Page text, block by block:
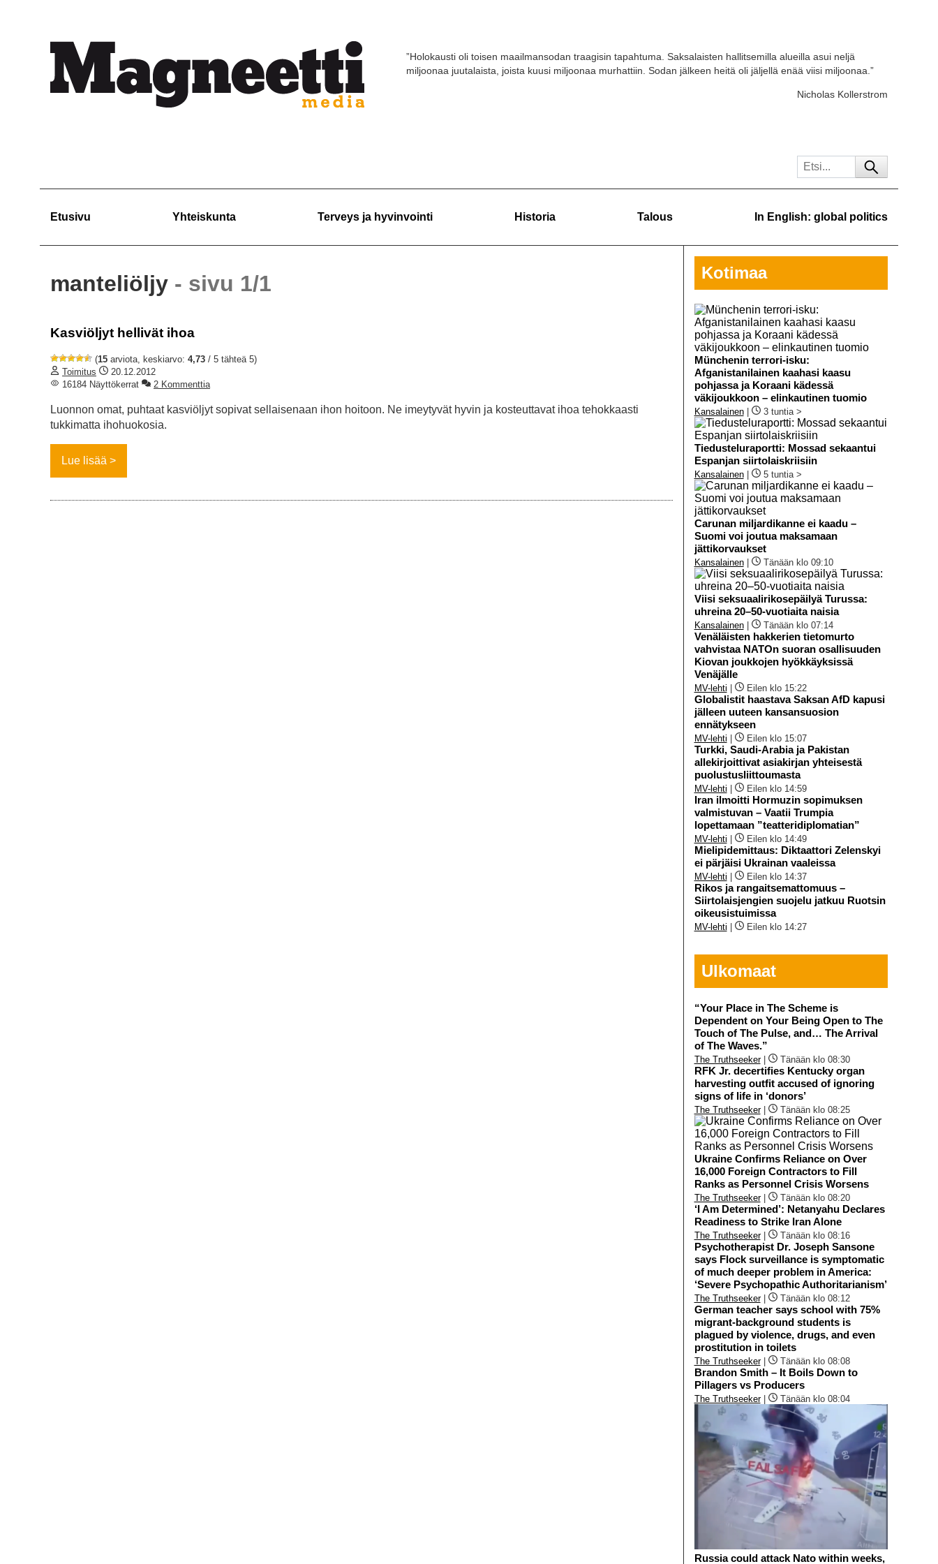
”Holokausti oli toisen maailmansodan traagisin tapahtuma. Saksalaisten hallitsemilla alueilla asui neljä
miljoonaa juutalaista, joista kuusi miljoonaa murhattiin. Sodan jälkeen heitä oli jäljellä enää viisi miljoonaa.”
Nicholas Kollerstrom
Etusivu Yhteiskunta Terveys ja hyvinvointi Historia Talous In English: global politics
manteliöljy - sivu 1/1
Kasviöljyt hellivät ihoa
(15 arviota, keskiarvo: 4,73 / 5 tähteä 5)
Toimitus
20.12.2012
16184 Näyttökerrat
2 Kommenttia
Luonnon omat, puhtaat kasviöljyt sopivat sellaisenaan ihon hoitoon. Ne imeytyvät hyvin ja kosteuttavat ihoa tehokkaasti
tukkimatta ihohuokosia.
Lue lisää
Kotimaa
Münchenin terrori-isku:
Afganistanilainen kaahasi kaasu
pohjassa ja Koraani kädessä
väkijoukkoon – elinkautinen tuomio
Kansalainen| 3 tuntia >
Tiedusteluraportti: Mossad sekaantui
Espanjan siirtolaiskriisiin
Kansalainen| 5 tuntia >
Carunan miljardikanne ei kaadu –
Suomi voi joutua maksamaan
jättikorvaukset
Kansalainen| Tänään klo 09:10
Viisi seksuaalirikosepäilyä Turussa:
uhreina 20–50-vuotiaita naisia
Kansalainen| Tänään klo 07:14
Venäläisten hakkerien tietomurto
vahvistaa NATOn suoran osallisuuden
Kiovan joukkojen hyökkäyksissä
Venäjälle
MV-lehti Eilen klo 15:22
Globalistit haastava Saksan AfD kapusi
jälleen uuteen kansansuosion
ennätykseen
MV-lehti Eilen klo 15:07
Turkki, Saudi-Arabia ja Pakistan
allekirjoittivat asiakirjan yhteisestä
puolustusliittoumasta
MV-lehti Eilen klo 14:59
Iran ilmoitti Hormuzin sopimuksen
valmistuvan – Vaatii Trumpia
lopettamaan ”teatteridiplomatian”
MV-lehti Eilen klo 14:49
Mielipidemittaus: Diktaattori Zelenskyi
ei pärjäisi Ukrainan vaaleissa
MV-lehti Eilen klo 14:37
Rikos ja rangaitsemattomuus –
Siirtolaisjengien suojelu jatkuu Ruotsin
oikeusistuimissa
MV-lehti Eilen klo 14:27
Ulkomaat
“Your Place in The Scheme is
Dependent on Your Being Open to The
Touch of The Pulse, and… The Arrival
of The Waves.”
The Truthseeker| Tänään klo 08:30
RFK Jr. decertifies Kentucky organ
harvesting outfit accused of ignoring
signs of life in ‘donors’
The Truthseeker| Tänään klo 08:25
Ukraine Confirms Reliance on Over
16,000 Foreign Contractors to Fill
Ranks as Personnel Crisis Worsens
The Truthseeker| Tänään klo 08:20
‘I Am Determined’: Netanyahu Declares
Readiness to Strike Iran Alone
The Truthseeker| Tänään klo 08:16
Psychotherapist Dr. Joseph Sansone
says Flock surveillance is symptomatic
of much deeper problem in America:
‘Severe Psychopathic Authoritarianism’
The Truthseeker| Tänään klo 08:12
German teacher says school with 75%
migrant-background students is
plagued by violence, drugs, and even
prostitution in toilets
The Truthseeker| Tänään klo 08:08
Brandon Smith – It Boils Down to
Pillagers vs Producers
The Truthseeker| Tänään klo 08:04
Russia could attack Nato within weeks,